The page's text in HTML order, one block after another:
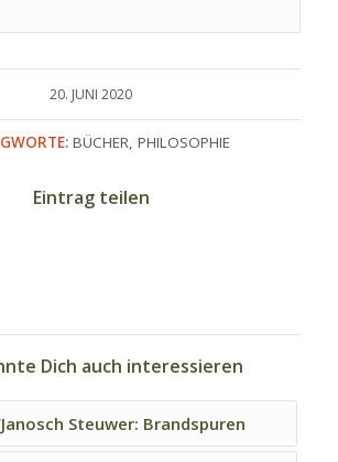
20. JUNI 2020
BÜCHER, PHILOSOPHIE
Eintrag teilen
Dich auch interessieren
Steuwer: Brandspuren